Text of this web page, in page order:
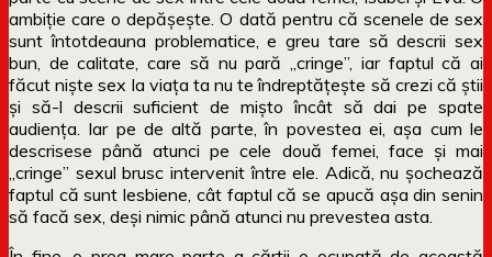
ambiție care o depășește. O dată pentru că scenele de sex
sunt întotdeauna problematice, e greu tare să descrii sex
bun, de calitate, care să nu pară „cringe”, iar faptul că ai
făcut niște sex la viața ta nu te îndreptățește să crezi că știi
și să-l descrii suficient de mișto încât să dai pe spate
audiența. Iar pe de altă parte, în povestea ei, așa cum le
descrisese până atunci pe cele două femei, face și mai
„cringe” sexul brusc intervenit între ele. Adică, nu șochează
faptul că sunt lesbiene, cât faptul că se apucă așa din senin
să facă sex, deși nimic până atunci nu prevestea asta.